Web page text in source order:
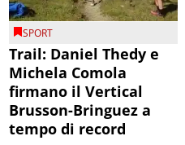
SPORT
Trail: Daniel Thedy e
Michela Comola
firmano il Vertical
Brusson-Bringuez a
tempo di record